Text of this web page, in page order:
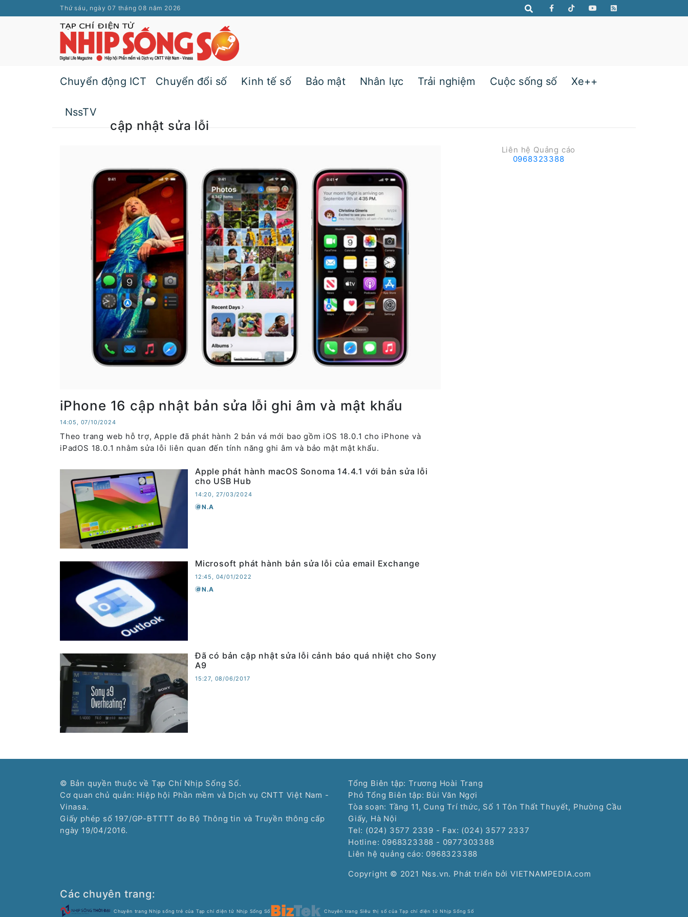
Thứ sáu, ngày 07 tháng 08 năm 2026
Chuyển động ICT Chuyển đổi số Kinh tế số Bảo mật Nhân lực Trải nghiệm Cuộc sống số Xe++
NssTV
cập nhật sửa lỗi
iPhone 16 cập nhật bản sửa lỗi ghi âm và mật khẩu
14:05, 07/10/2024
Theo trang web hỗ trợ, Apple đã phát hành 2 bản vá mới bao gồm iOS 18.0.1 cho iPhone và
iPadOS 18.0.1 nhằm sửa lỗi liên quan đến tính năng ghi âm và bảo mật mật khẩu.
Apple phát hành macOS Sonoma 14.4.1 với bản sửa lỗi
cho USB Hub
14:20, 27/03/2024
N.A
Microsoft phát hành bản sửa lỗi của email Exchange
12:45, 04/01/2022
N.A
Đã có bản cập nhật sửa lỗi cảnh báo quá nhiệt cho Sony
A9
15:27, 08/06/2017
Liên hệ Quảng cáo
0968323388
© Bản quyền thuộc về Tạp Chí Nhịp Sống Số.
Cơ quan chủ quản: Hiệp hội Phần mềm và Dịch vụ CNTT Việt Nam -
Vinasa.
Giấy phép số 197/GP-BTTTT do Bộ Thông tin và Truyền thông cấp
ngày 19/04/2016.
Tổng Biên tập: Trương Hoài Trang
Phó Tổng Biên tập: Bùi Văn Ngợi
Tòa soạn: Tầng 11, Cung Trí thức, Số 1 Tôn Thất Thuyết, Phường Cầu
Giấy, Hà Nội
Tel: (024) 3577 2339 - Fax: (024) 3577 2337
Hotline: 0968323388 - 0977303388
Liên hệ quảng cáo: 0968323388
Copyright © 2021 Nss.vn. Phát triển bởi VIETNAMPEDIA.com
Các chuyên trang:
Chuyên trang Nhịp sống trẻ của Tạp chí điện tử Nhịp Sống Số Chuyên trang Siêu thị số của Tạp chí điện tử Nhịp Sống Số